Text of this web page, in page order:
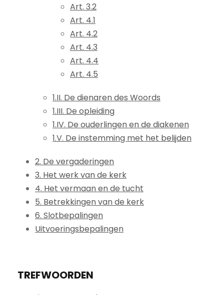
Art. 3.2
Art. 4.1
Art. 4.2
Art. 4.3
Art. 4.4
Art. 4.5
1.II. De dienaren des Woords
1.III. De opleiding
1.IV. De ouderlingen en de diakenen
1.V. De instemming met het belijden
2. De vergaderingen
3. Het werk van de kerk
4. Het vermaan en de tucht
5. Betrekkingen van de kerk
6. Slotbepalingen
Uitvoeringsbepalingen
TREFWOORDEN